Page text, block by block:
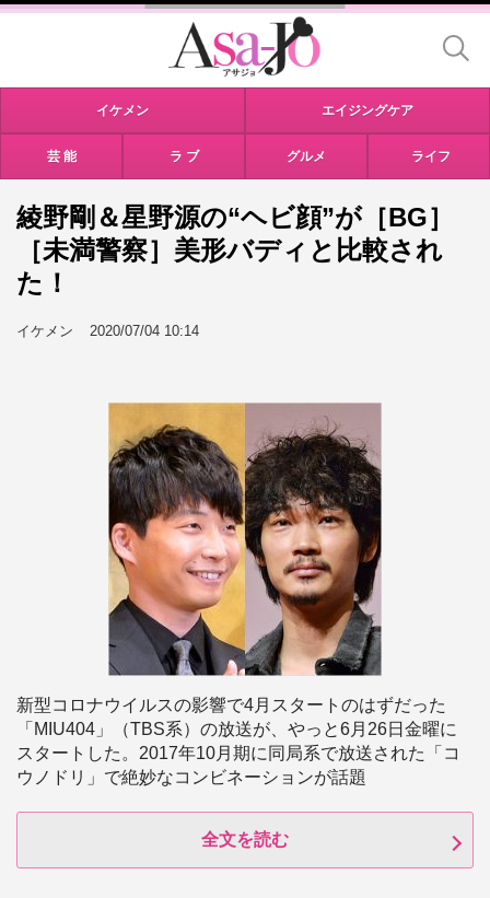
イケメン エイジングケア
芸 能 ラ ブ グルメ ライフ
綾野剛＆星野源の“ヘビ顔”が［BG］
［未満警察］美形バディと比較され
た！
イケメン 2020/07/04 10:14
新型コロナウイルスの影響で4月スタートのはずだった
「MIU404」（TBS系）の放送が、やっと6月26日金曜に
スタートした。2017年10月期に同局系で放送された「コ
ウノドリ」で絶妙なコンビネーションが話題
全文を読む